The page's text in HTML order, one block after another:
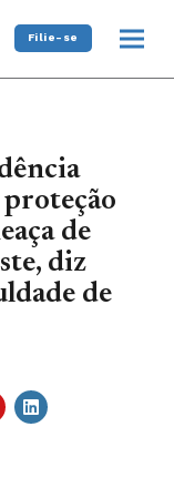
Filie-se
proteção
de
diz
de